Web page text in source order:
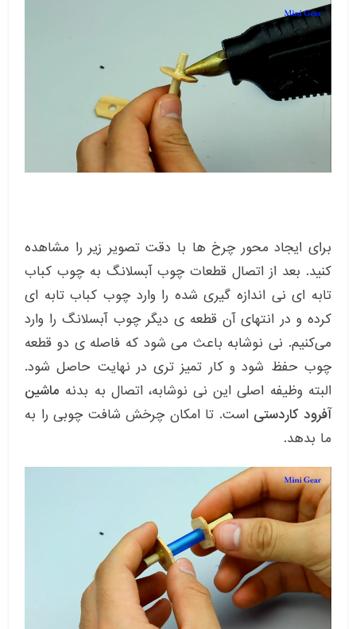
برای ایجاد محور چرخ ها با دقت تصویر زیر را مشاهده
کنید. بعد از اتصال قطعات چوب آبسلانگ به چوب کباب
تابه ای نی اندازه گیری شده را وارد چوب کباب تابه ای
کرده و در انتهای آن قطعه ی دیگر چوب آبسلانگ را وارد
می‌کنیم. نی نوشابه باعث می شود که فاصله ی دو قطعه
چوب حفظ شود و کار تمیز تری در نهایت حاصل شود.
البته وظیفه اصلی این نی نوشابه، اتصال به بدنه ماشین
آفرود کاردستی است. تا امکان چرخش شافت چوبی را به
ما بدهد.